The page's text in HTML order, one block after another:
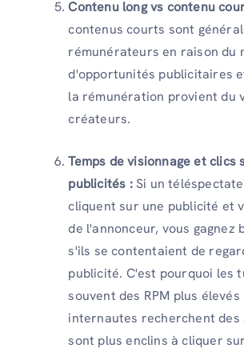
Contenu long vs contenu
contenus courts sont
rémunérateurs en raison du
d'opportunités publicitaires
la rémunération provient du
créateurs.
Temps de visionnage et clics
publicités :Si un
cliquent sur une publicité et
de l'annonceur, vous gagnez
s'ils se contentaient de
publicité. C'est pourquoi les
souvent des RPM plus élevés
internautes recherchent des
sont plus enclins à cliquer